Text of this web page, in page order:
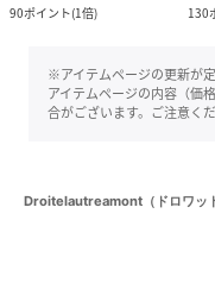
90ポイント(1倍)
130
※アイテムページの更新が
アイテムページの内容（価
合がございます。ご注意くだ
Droitelautreamont（ドロワッ